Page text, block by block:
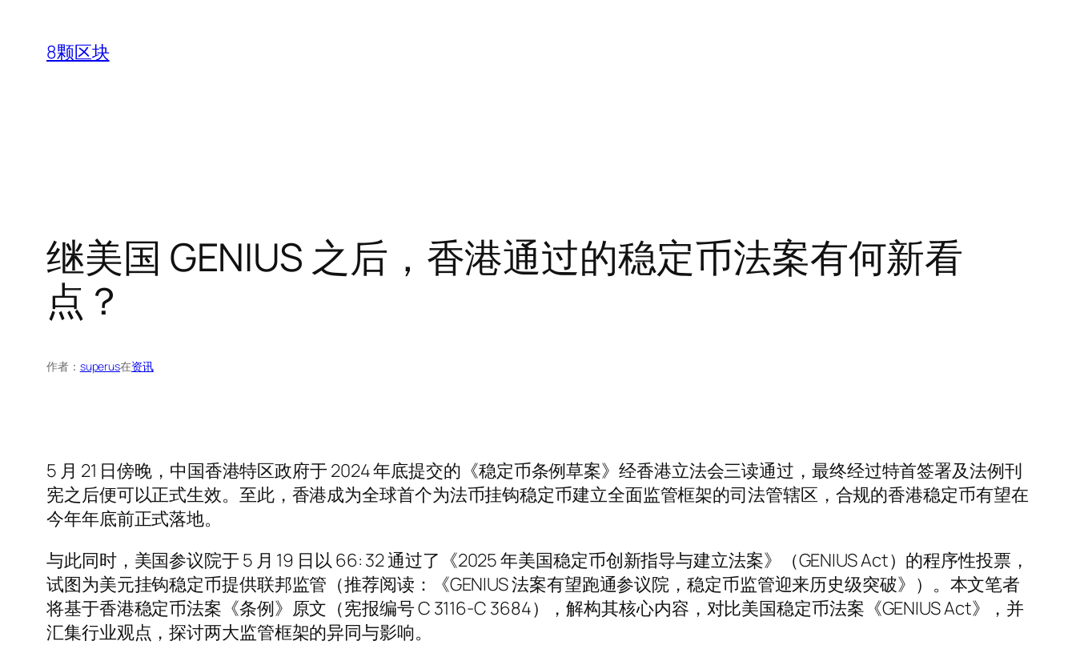
8颗区块
继美国 GENIUS 之后，香港通过的稳定币法案有何新看
点？
作者： superus在资讯
5 月 21 日傍晚，中国香港特区政府于 2024 年底提交的《稳定币条例草案》经香港立法会三读通过，最终经过特首签署及法例刊
宪之后便可以正式生效。至此，香港成为全球首个为法币挂钩稳定币建立全面监管框架的司法管辖区，合规的香港稳定币有望在
今年年底前正式落地。
与此同时，美国参议院于 5 月 19 日以 66: 32 通过了《2025 年美国稳定币创新指导与建立法案》（GENIUS Act）的程序性投票，
试图为美元挂钩稳定币提供联邦监管（推荐阅读：《GENIUS 法案有望跑通参议院，稳定币监管迎来历史级突破》）。本文笔者
将基于香港稳定币法案《条例》原文（宪报编号 C 3116-C 3684），解构其核心内容，对比美国稳定币法案《GENIUS Act》，并
汇集行业观点，探讨两大监管框架的异同与影响。